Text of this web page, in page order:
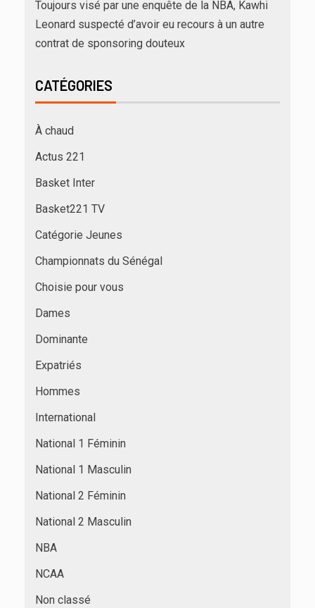
Toujours visé par une enquête de la NBA, Kawhi
Leonard suspecté d’avoir eu recours à un autre
contrat de sponsoring douteux
CATÉGORIES
À chaud
Actus 221
Basket Inter
Basket221 TV
Catégorie Jeunes
Championnats du Sénégal
Choisie pour vous
Dames
Dominante
Expatriés
Hommes
International
National 1 Féminin
National 1 Masculin
National 2 Féminin
National 2 Masculin
NBA
NCAA
Non classé